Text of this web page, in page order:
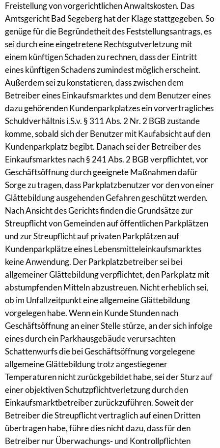
Freistellung von vorgerichtlichen Anwaltskosten. Das
Amtsgericht Bad Segeberg hat der Klage stattgegeben. So
genüge für die Begründetheit des Feststellungsantrags, es
sei durch eine eingetretene Rechtsgutverletzung mit
einem künftigen Schaden zu rechnen, dass der Eintritt
eines künftigen Schadens zumindest möglich erscheint.
Außerdem sei zu konstatieren, dass zwischen dem
Betreiber eines Einkaufsmarktes und dem Benutzer eines
dazu gehörenden Kundenparkplatzes ein vorvertragliches
Schuldverhältnis i.S.v. § 311 Abs. 2 Nr. 2 BGB zustande
komme, sobald sich der Benutzer mit Kaufabsicht auf den
Kundenparkplatz begibt. Danach sei der Betreiber des
Einkaufsmarktes nach § 241 Abs. 2 BGB verpflichtet, vor
Geschäftsöffnung durch geeignete Maßnahmen dafür
Sorge zu tragen, dass Parkplatzbenutzer vor den von einer
Glättebildung ausgehenden Gefahren geschützt werden.
Nach Ansicht des Gerichts finden die Grundsätze zur
Streupflicht von Gemeinden auf öffentlichen Parkplätzen
und zur Streupflicht auf privaten Parkplätzen auf
Kundenparkplätze eines Lebensmitteleinkaufsmarktes
keine Anwendung. Der Parkplatzbetreiber sei bei
allgemeiner Glättebildung verpflichtet, den Parkplatz mit
abstumpfenden Mitteln abzustreuen. Nicht erheblich sei,
ob im Unfallzeitpunkt eine allgemeine Glättebildung
vorgelegen habe. Wenn ein Kunde Stunden nach
Geschäftsöffnung an einer Stelle stürze, an der sich infolge
eines durch ein Parkhausgebäude verursachten
Schattenwurfs die bei Geschäftsöffnung vorgelegene
allgemeine Glättebildung trotz angestiegener
Temperaturen nicht zurückgebildet habe, sei der Sturz auf
einer objektiven Schutzpflichtverletzung durch den
Einkaufsmarktbetreiber zurückzuführen. Soweit der
Betreiber die Streupflicht vertraglich auf einen Dritten
übertragen habe, führe dies nicht dazu, dass für den
Betreiber nur Überwachungs- und Kontrollpflichten